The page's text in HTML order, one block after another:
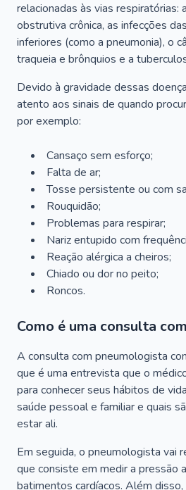
relacionadas às vias respiratórias:
obstrutiva crônica, as infecções
inferiores (como a pneumonia), o
traqueia e brônquios e a
Devido à gravidade dessas
atento aos sinais de quando
por exemplo:
Cansaço sem esforço;
Falta de ar;
Tosse persistente ou com
Rouquidão;
Problemas para respirar;
Nariz entupido com
Reação alérgica a cheiros;
Chiado ou dor no peito;
Roncos.
Como é uma consulta
A consulta com pneumologista
que é uma entrevista que o
para conhecer seus hábitos de
saúde pessoal e familiar e quais
estar ali.
Em seguida, o pneumologista vai
que consiste em medir a pressão
batimentos cardíacos. Além